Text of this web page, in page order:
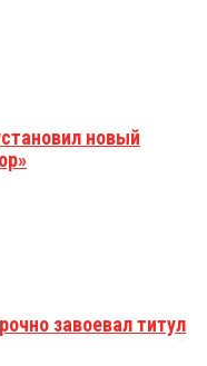
новый
завоевал титул